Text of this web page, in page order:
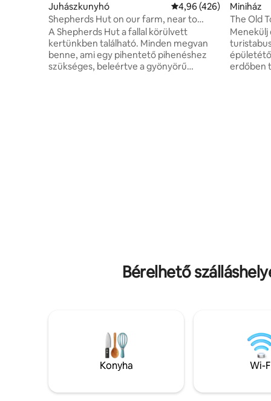
Juhászkunyhó Átlagos értékelés: 5/
4,96 (426)
Shepherds Hut on our farm, near to
Alton Towers
A Shepherds Hut a fallal körülvett
kertünkben található. Minden megvan
benne, ami egy pihentető pihenéshez
szükséges, beleértve a gyönyörű
Miniház
The Old
mozi!
turistabuszunkra,
erdőben
Bérelhető
Konyha Wi-